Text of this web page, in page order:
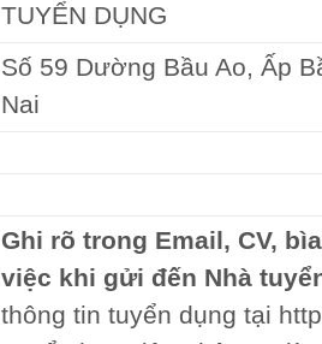
TUYỂN DỤNG
Số 59 Dường Bầu Ao, Ấp
Nai
Ghi rõ trong Email, CV,
việc khi gửi đến Nhà
thông tin tuyển dụng tại